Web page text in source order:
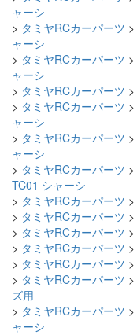
ャーシ
> タミヤRCカーパーツ >
ャーシ
> タミヤRCカーパーツ >
ャーシ
> タミヤRCカーパーツ >
> タミヤRCカーパーツ >
ャーシ
> タミヤRCカーパーツ >
ャーシ
> タミヤRCカーパーツ >
TC01 シャーシ
> タミヤRCカーパーツ >
> タミヤRCカーパーツ >
> タミヤRCカーパーツ >
> タミヤRCカーパーツ >
> タミヤRCカーパーツ >
> タミヤRCカーパーツ >
ズ用
> タミヤRCカーパーツ >
ャーシ